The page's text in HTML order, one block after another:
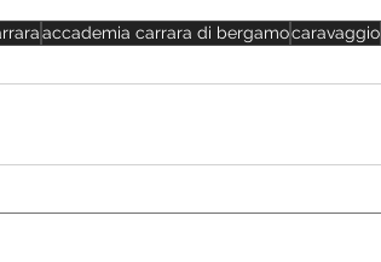
accademia carrara di bergamocaravaggio